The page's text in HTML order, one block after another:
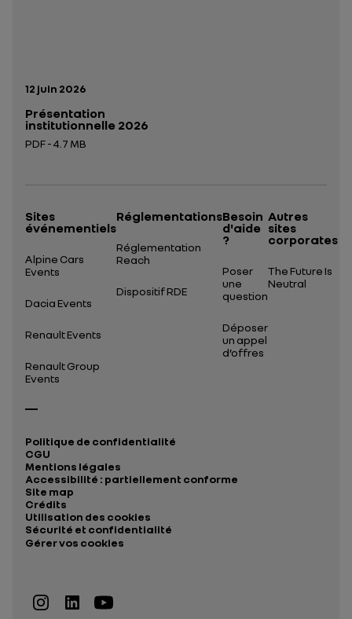
Date de publication:
12 juin 2026
Présentation
institutionnelle 2026
PDF - 4.7 MB
Sites
événementiels
Alpine Cars
Events
Dacia Events
Renault Events
Renault Group
Events
Réglementations
Réglementation
Reach
Dispositif RDE
Besoin
d'aide
?
Poser
une
question
Déposer
un appel
d’offres
Autres
sites
corporates
The Future Is
Neutral
Politique de confidentialité
CGU
Mentions légales
Accessibilité : partiellement conforme
Site map
Crédits
Utilisation des cookies
Sécurité et confidentialité
Gérer vos cookies